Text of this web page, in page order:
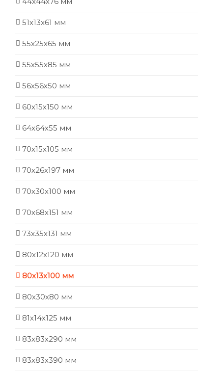
51x13x61 мм
55х25х65 мм
55х55х85 мм
56х56х50 мм
60х15х150 мм
64х64х55 мм
70х15х105 мм
70х26х197 мм
70х30х100 мм
70х68х151 мм
73х35х131 мм
80х12х120 мм
80х13х100 мм
80х30х80 мм
81х14х125 мм
83х83х290 мм
83х83х390 мм